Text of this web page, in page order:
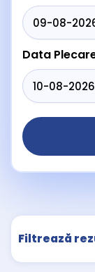
Data
Filtrează